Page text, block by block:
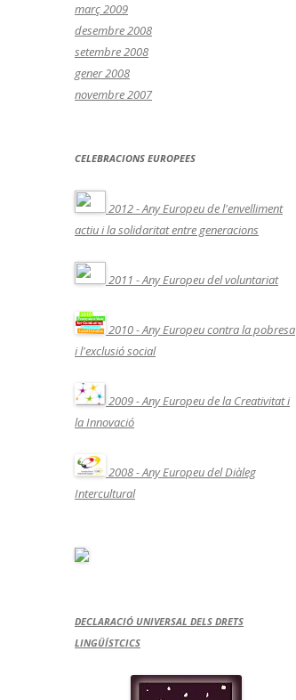
març 2009
desembre 2008
setembre 2008
gener 2008
novembre 2007
CELEBRACIONS EUROPEES
2012 - Any Europeu de l'envelliment
actiu i la solidaritat entre generacions
2011 - Any Europeu del voluntariat
2010 - Any Europeu contra la pobresa
i l'exclusió social
2009 - Any Europeu de la Creativitat i
la Innovació
2008 - Any Europeu del Diàleg
Intercultural
DECLARACIÓ UNIVERSAL DELS DRETS
LINGÜÍSTCICS